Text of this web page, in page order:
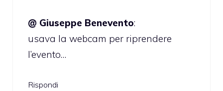
@ Giuseppe Benevento:
usava la webcam per riprendere
l’evento…
Rispondi